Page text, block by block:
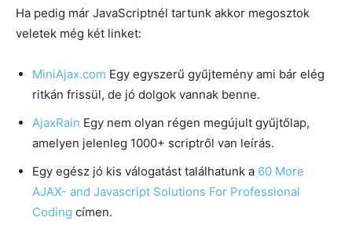
Ha pedig már JavaScriptnél tartunk akkor megosztok
veletek még két linket:
MiniAjax.com Egy egyszerű gyűjtemény ami bár elég
ritkán frissül, de jó dolgok vannak benne.
AjaxRain Egy nem olyan régen megújult gyűjtőlap,
amelyen jelenleg 1000+ scriptről van leírás.
Egy egész jó kis válogatást találhatunk a 60 More
AJAX- and Javascript Solutions For Professional
Coding címen.